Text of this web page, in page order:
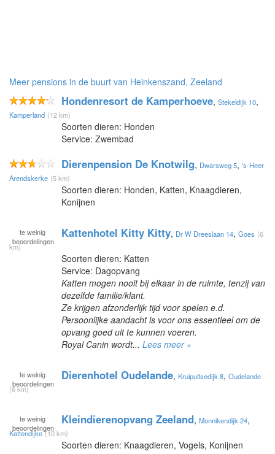
Meer pensions in de buurt van Heinkenszand, Zeeland
Hondenresort de Kamperhoeve, Stekeldijk 10,
Kamperland (12 km)
Soorten dieren: Honden
Service: Zwembad
Dierenpension De Knotwilg, Dwarsweg 5, 's-Heer
Arendskerke (5 km)
Soorten dieren: Honden, Katten, Knaagdieren,
Konijnen
te weinig
beoordelingen
Kattenhotel Kitty Kitty, Dr W Dreeslaan 14, Goes (6
km)
Soorten dieren: Katten
Service: Dagopvang
Katten mogen nooit bij elkaar in de ruimte, tenzij van
dezelfde familie/klant.
Ze krijgen afzonderlijk tijd voor spelen e.d.
Persoonlijke aandacht is voor ons essentieel om de
opvang goed uit te kunnen voeren.
Royal Canin wordt... Lees meer »
te weinig
beoordelingen
Dierenhotel Oudelande, Kruipuitsedijk 8, Oudelande
(6 km)
te weinig
beoordelingen
Kleindierenopvang Zeeland, Monnikendijk 24,
Kattendijke (10 km)
Soorten dieren: Knaagdieren, Vogels, Konijnen